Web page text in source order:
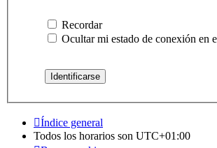
Recordar
Ocultar mi estado de conexión en
Índice general
Todos los horarios son UTC+01:00